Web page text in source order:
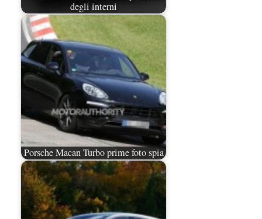
degli interni
Porsche Macan Turbo prime foto spia